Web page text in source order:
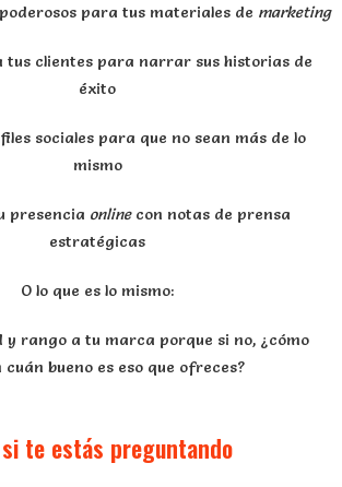
para tus materiales de marketing
tus clientes para narrar sus historias de
éxito
sociales para que no sean más de lo
mismo
presencia onlinecon notas de prensa
estratégicas
O lo que es lo mismo:
y rango a tu marca porque si no, ¿cómo
cuán bueno es eso que ofreces?
te estás preguntando